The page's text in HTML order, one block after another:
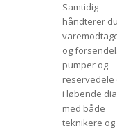
Samtidig
håndterer du
og
pumper og
reservedele
i løbende
med både
teknikere og